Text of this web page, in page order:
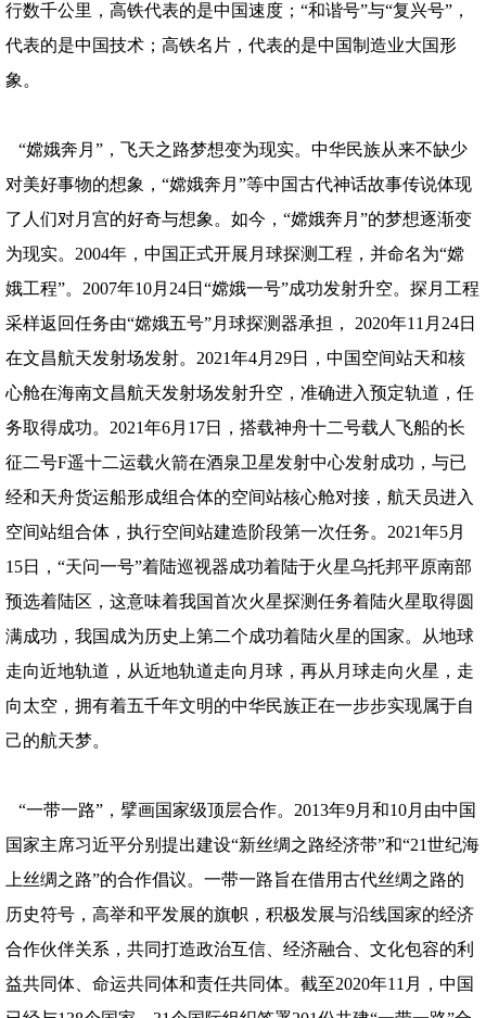
行数千公里，高铁代表的是中国速度；“和谐号”与“复兴号”，
代表的是中国技术；高铁名片，代表的是中国制造业大国形
象。
“嫦娥奔月”，飞天之路梦想变为现实。中华民族从来不缺少
对美好事物的想象，“嫦娥奔月”等中国古代神话故事传说体现
了人们对月宫的好奇与想象。如今，“嫦娥奔月”的梦想逐渐变
为现实。2004年，中国正式开展月球探测工程，并命名为“嫦
娥工程”。2007年10月24日“嫦娥一号”成功发射升空。探月工程
采样返回任务由“嫦娥五号”月球探测器承担， 2020年11月24日
在文昌航天发射场发射。2021年4月29日，中国空间站天和核
心舱在海南文昌航天发射场发射升空，准确进入预定轨道，任
务取得成功。2021年6月17日，搭载神舟十二号载人飞船的长
征二号F遥十二运载火箭在酒泉卫星发射中心发射成功，与已
经和天舟货运船形成组合体的空间站核心舱对接，航天员进入
空间站组合体，执行空间站建造阶段第一次任务。2021年5月
15日，“天问一号”着陆巡视器成功着陆于火星乌托邦平原南部
预选着陆区，这意味着我国首次火星探测任务着陆火星取得圆
满成功，我国成为历史上第二个成功着陆火星的国家。从地球
走向近地轨道，从近地轨道走向月球，再从月球走向火星，走
向太空，拥有着五千年文明的中华民族正在一步步实现属于自
己的航天梦。
“一带一路”，擘画国家级顶层合作。2013年9月和10月由中国
国家主席习近平分别提出建设“新丝绸之路经济带”和“21世纪海
上丝绸之路”的合作倡议。一带一路旨在借用古代丝绸之路的
历史符号，高举和平发展的旗帜，积极发展与沿线国家的经济
合作伙伴关系，共同打造政治互信、经济融合、文化包容的利
益共同体、命运共同体和责任共同体。截至2020年11月，中国